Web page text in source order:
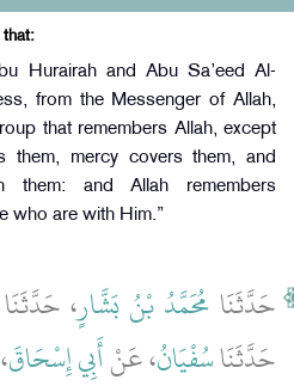
that:
Hurairah and Abu Sa’eed Al-
from the Messenger of Allah,
that remembers Allah, except
them, mercy covers them, and
them: and Allah remembers
who are with Him.”
حَدَّثَنَا مُحَمَّدُ بْنُ بَشَّارٍ، حَدَّثَنَا
حَدَّثَنَاسُفْيَانُ، عَنْأَبِي إِسْحَاقَ